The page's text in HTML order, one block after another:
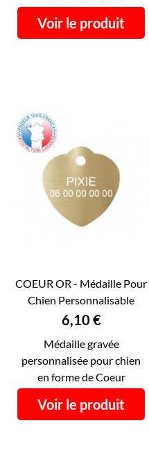
Voir le produit
COEUR OR - Médaille Pour
Chien Personnalisable
RECTO VERSO | 1...
Prix
6,10 €
Médaille gravée
personnalisée pour chien
en forme de Coeur
Voir le produit